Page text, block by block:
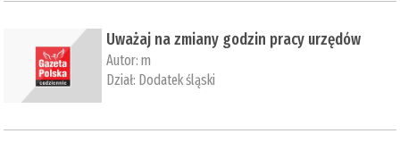
​Uważaj na zmiany godzin pracy urzędów
Autor:m
Dział: Dodatek śląski